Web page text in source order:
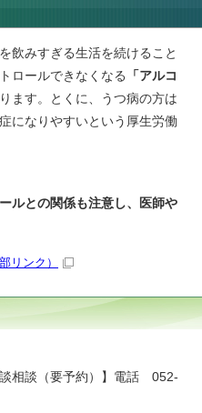
飲みすぎる生活を続けること
ロールできなくなる
「アルコ
ます。とくに、うつ病の方は
になりやすいという厚生労働
ルとの関係も注意し、医師や
リンク）
相談（要予約）】電話 052-